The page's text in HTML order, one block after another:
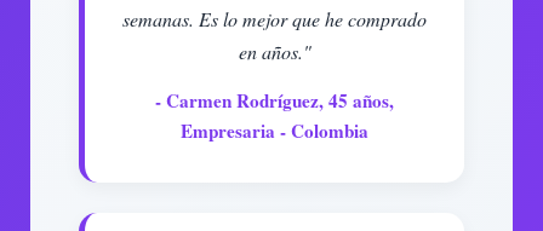
semanas. Es lo mejor que he comprado
en años."
- Carmen Rodríguez, 45 años,
Empresaria - Colombia